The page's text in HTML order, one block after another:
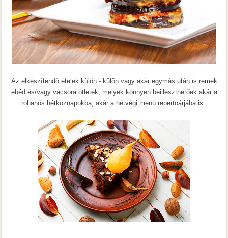
Az elkészítendő ételek külön - külön vagy akár egymás után is remek
ebéd és/vagy vacsora ötletek, melyek könnyen beilleszthetőek akár a
rohanós hétköznapokba, akár a hétvégi menü repertoárjába is.